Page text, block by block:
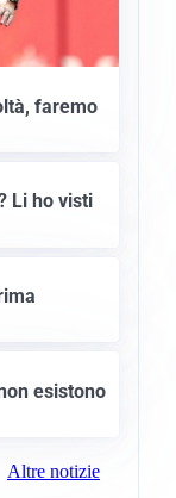
faremo
Li ho visti
esistono
Altre notizie